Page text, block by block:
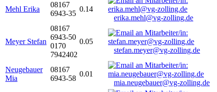
Mehl Erika
08167
6943-35
0.14
erika.mehl@vg-zolling.de
Meyer Stefan
08167
6943-50
0170
7942402
0.05
stefan.meyer@vg-zolling.de
Neugebauer
Mia
08167
6943-58
0.01
mia.neugebauer@vg-zolling.de